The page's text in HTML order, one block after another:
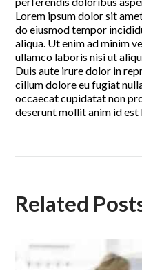
Lorem ipsum dolor sit
do eiusmod tempor
aliqua. Ut enim ad minim
ullamco laboris nisi ut
Duis aute irure dolor in
cillum dolore eu fugiat
occaecat cupidatat non
deserunt mollit anim id est
Related